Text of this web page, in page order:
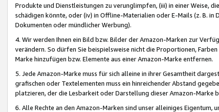
Produkte und Dienstleistungen zu verunglimpfen, (iii) in einer Weise,
schädigen könnte, oder (iv) in Offline-Materialien oder E-Mails (z. B. in
Dokumenten oder mündlicher Werbung).
4. Wir werden Ihnen ein Bild bzw. Bilder der Amazon-Marken zur
verändern. So dürfen Sie beispielsweise nicht die Proportionen,
Marke hinzufügen bzw. Elemente aus einer Amazon-Marke entfernen.
5. Jede Amazon-Marke muss für sich alleine in ihrer Gesamtheit
grafischen oder Textelementen muss ein hinreichender Abstand
platzieren, der die Lesbarkeit oder Darstellung dieser Amazon-Marke
6. Alle Rechte an den Amazon-Marken sind unser alleiniges